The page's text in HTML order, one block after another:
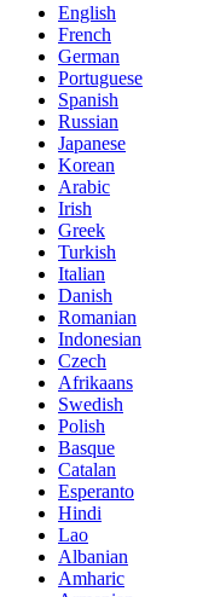
English
French
German
Portuguese
Spanish
Russian
Japanese
Korean
Arabic
Irish
Greek
Turkish
Italian
Danish
Romanian
Indonesian
Czech
Afrikaans
Swedish
Polish
Basque
Catalan
Esperanto
Hindi
Lao
Albanian
Amharic